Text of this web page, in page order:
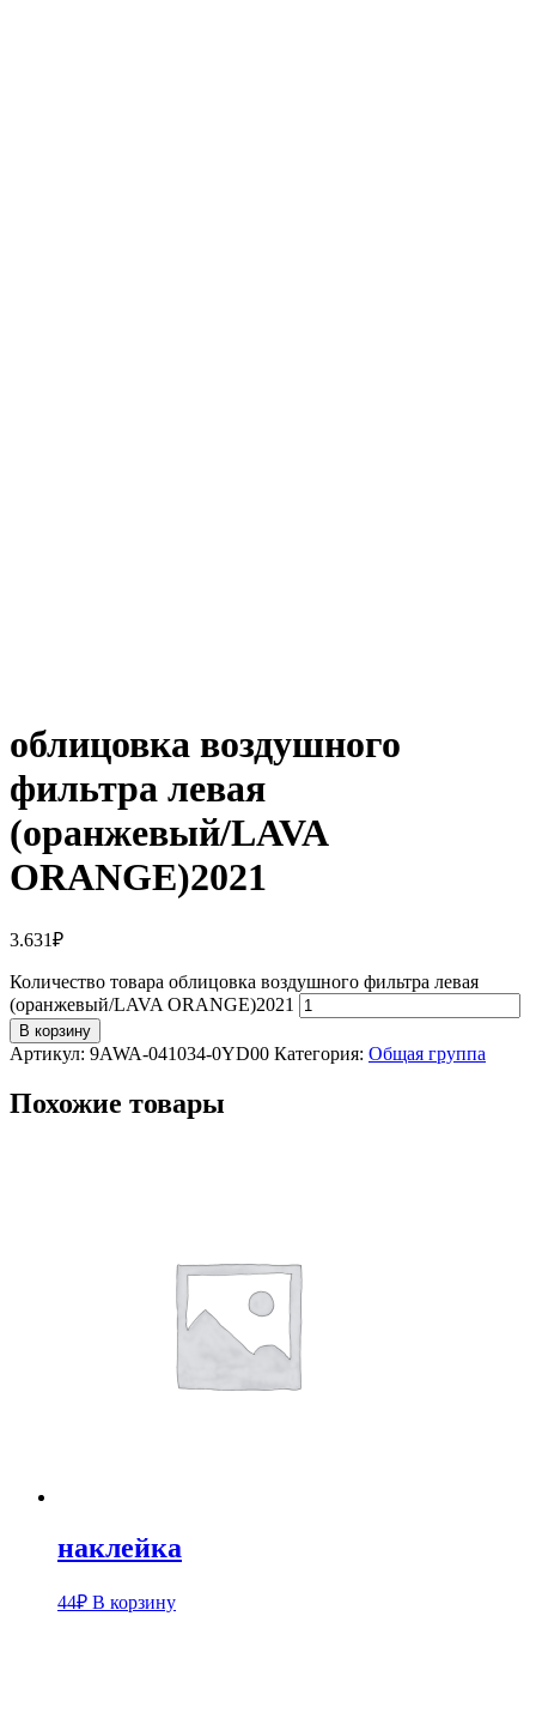
облицовка воздушного
фильтра левая
(оранжевый/LAVA
ORANGE)2021
3.631₽
Количество товара облицовка воздушного фильтра левая
(оранжевый/LAVA ORANGE)2021
В корзину
Артикул: 9AWA-041034-0YD00 Категория: Общая группа
Похожие товары
наклейка
44₽ В корзину